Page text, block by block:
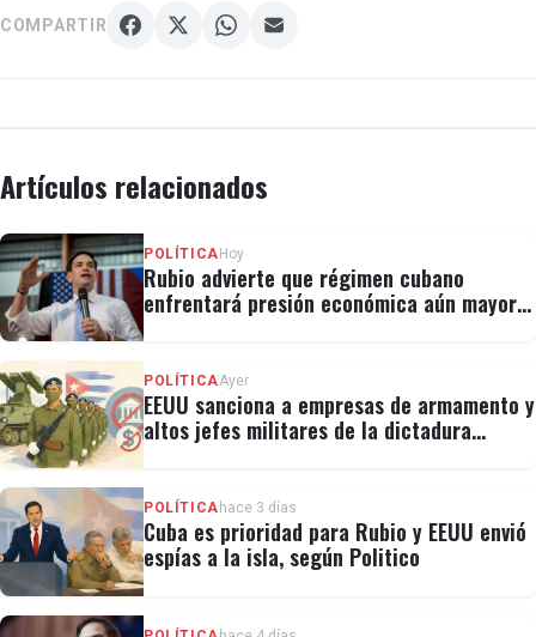
COMPARTIR
Artículos relacionados
POLÍTICA Hoy
Rubio advierte que régimen cubano
enfrentará presión económica aún mayor:
POLÍTICAAyer
EEUU sanciona a empresas de armamento y
altos jefes militares de la dictadura
POLÍTICA hace 3 días
Cuba es prioridad para Rubio y EEUU envió
espías a la isla, según Politico